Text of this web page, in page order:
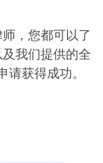
，您都可以了
我们提供的全
获得成功。